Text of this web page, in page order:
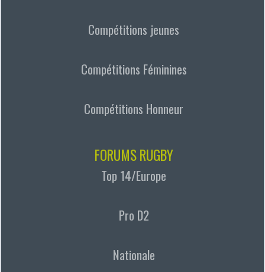
Compétitions jeunes
Compétitions Féminines
Compétitions Honneur
FORUMS RUGBY
Top 14/Europe
Pro D2
Nationale